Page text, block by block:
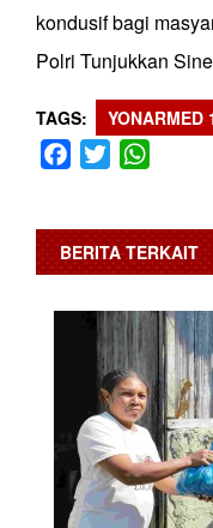
kondusif bagi
Polri Tunjukkan
TAGS YONARMED
Facebook
Twitter
BERITA TERKAIT